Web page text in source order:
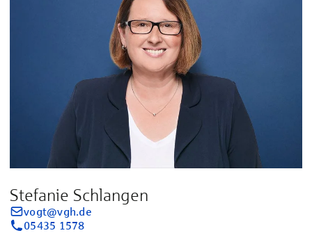
Stefanie Schlangen
vogt@vgh.de
05435 1578